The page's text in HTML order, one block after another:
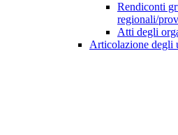
Rendiconti
regionali/
Atti degli
Articolazione degli